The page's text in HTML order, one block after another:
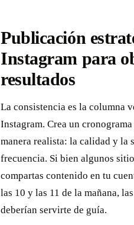
Publicación
Instagram para
resultados
La consistencia es la columna
Instagram. Crea un
manera realista: la calidad y la
frecuencia. Si bien algunos
compartas contenido en tu
las 10 y las 11 de la mañana,
deberían servirte de guía.